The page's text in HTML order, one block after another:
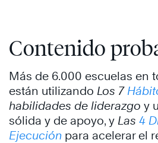
Contenido
Más de 6.000 escuelas en
están utilizando Los 7
habilidades de liderazgo y
sólida y de apoyo, y Las 4
Ejecución para acelerar el